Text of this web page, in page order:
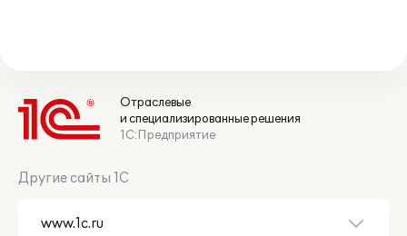
Отраслевые
и специализированные решения
1С:Предприятие
Другие сайты 1С